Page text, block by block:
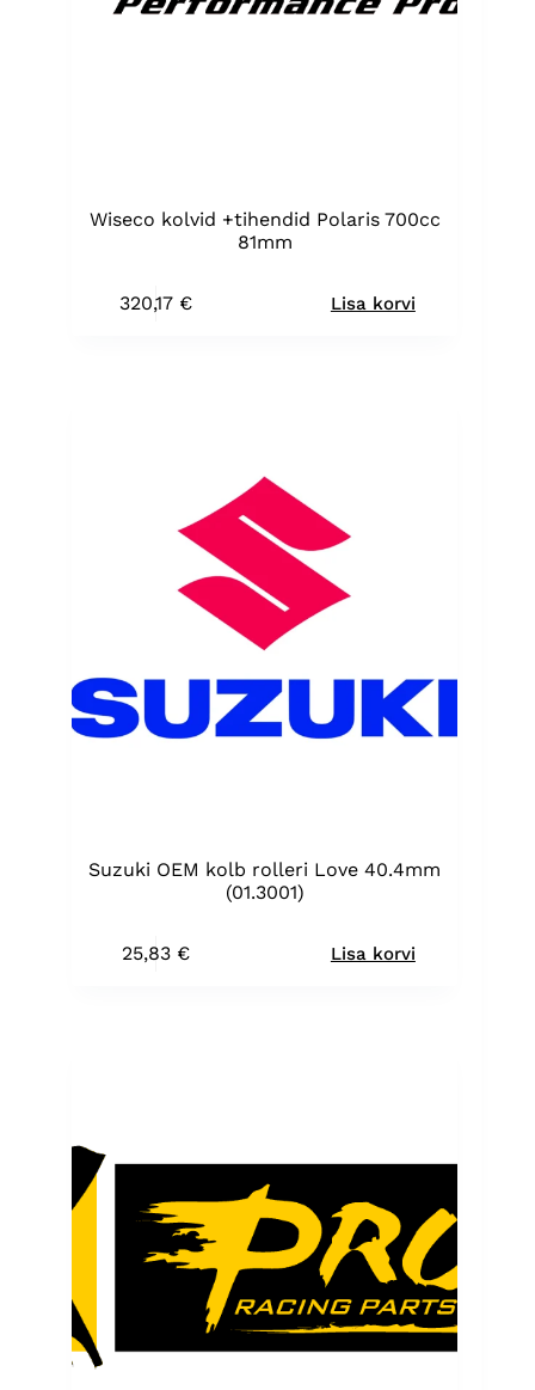
Wiseco kolvid +tihendid Polaris 700cc
81mm
320,17 € Lisa korvi
Suzuki OEM kolb rolleri Love 40.4mm
(01.3001)
25,83 € Lisa korvi